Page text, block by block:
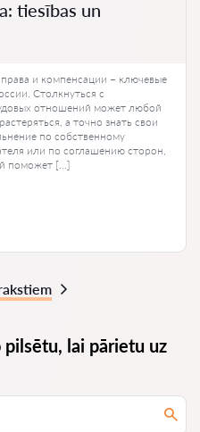
tiesības un
и компенсации – ключевые
Столкнуться с
отношений может любой
а точно знать свои
по собственному
или по соглашению сторон,
поможет […]
lai pārietu uz